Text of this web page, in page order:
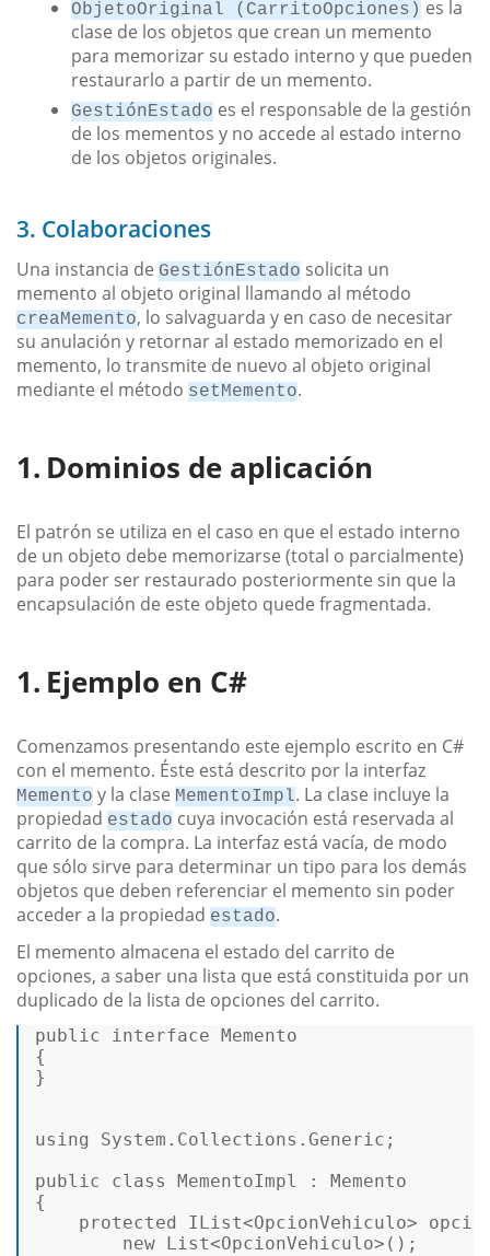
ObjetoOriginal (CarritoOpciones) es la
clase de los objetos que crean un memento
para memorizar su estado interno y que pueden
restaurarlo a partir de un memento.
GestiónEstado es el responsable de la gestión
de los mementos y no accede al estado interno
de los objetos originales.
3. Colaboraciones
Una instancia de GestiónEstado solicita un
memento al objeto original llamando al método
creaMemento, lo salvaguarda y en caso de necesitar
su anulación y retornar al estado memorizado en el
memento, lo transmite de nuevo al objeto original
mediante el método setMemento.
Dominios de aplicación
El patrón se utiliza en el caso en que el estado interno
de un objeto debe memorizarse (total o parcialmente)
para poder ser restaurado posteriormente sin que la
encapsulación de este objeto quede fragmentada.
Ejemplo en C#
Comenzamos presentando este ejemplo escrito en C#
con el memento. Éste está descrito por la interfaz
Memento y la clase MementoImpl. La clase incluye la
propiedad estado cuya invocación está reservada al
carrito de la compra. La interfaz está vacía, de modo
que sólo sirve para determinar un tipo para los demás
objetos que deben referenciar el memento sin poder
acceder a la propiedad estado.
El memento almacena el estado del carrito de
opciones, a saber una lista que está constituida por un
duplicado de la lista de opciones del carrito.
public interface Memento
{
}
using System.Collections.Generic;
public
class MementoImpl : Memento
{
protected
IList<OpcionVehiculo>
new List<OpcionVehiculo>();